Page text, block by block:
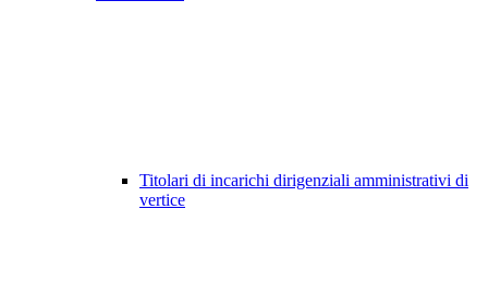
Titolari di incarichi dirigenziali amministrativi di
vertice